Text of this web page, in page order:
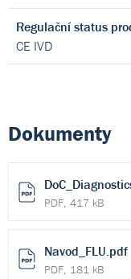
Regulační status
CE IVD
Dokumenty
PDF, 417 kB
Navod_FLU.pdf
PDF, 181 kB